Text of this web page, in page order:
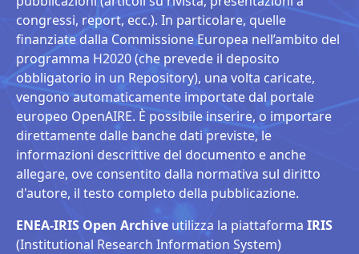
congressi, report, ecc.). In particolare, quelle
finanziate dalla Commissione Europea nell’ambito del
programma H2020 (che prevede il deposito
obbligatorio in un Repository), una volta caricate,
vengono automaticamente importate dal portale
europeo OpenAIRE. È possibile inserire, o importare
direttamente dalle banche dati previste, le
informazioni descrittive del documento e anche
allegare, ove consentito dalla normativa sul diritto
d'autore, il testo completo della pubblicazione.
ENEA-IRIS Open Archive utilizza la piattaforma IRIS
(Institutional Research Information System)